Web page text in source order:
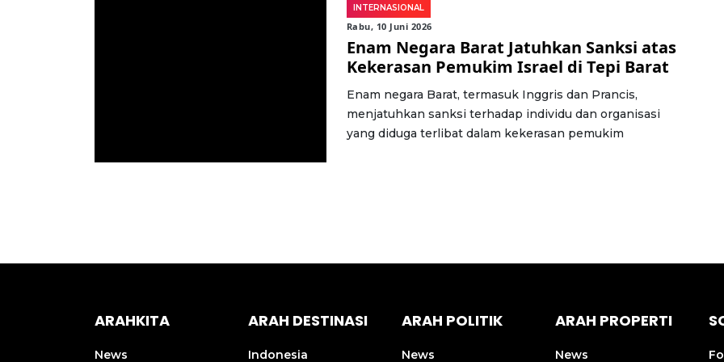
INTERNASIONAL
Rabu, 10 Juni 2026
Enam Negara Barat Jatuhkan Sanksi atas
Kekerasan Pemukim Israel di Tepi Barat
Enam negara Barat, termasuk Inggris dan Prancis,
menjatuhkan sanksi terhadap individu dan organisasi
yang diduga terlibat dalam kekerasan pemukim
ARAHKITA
News
ARAH DESTINASI
Indonesia
ARAH POLITIK
News
ARAH PROPERTI
News